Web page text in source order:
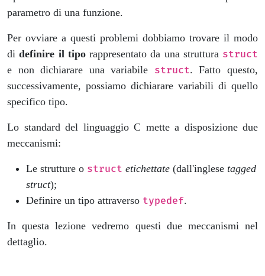
parametro di una funzione.
Per ovviare a questi problemi dobbiamo trovare il modo
didefinire il tiporappresentato da una struttura struct
e non dichiarare una variabile struct. Fatto questo,
successivamente, possiamo dichiarare variabili di quello
specifico tipo.
Lo standard del linguaggio C mette a disposizione due
meccanismi:
Le strutture o struct etichettate (dall'inglese tagged
struct);
Definire un tipo attraverso typedef.
In questa lezione vedremo questi due meccanismi nel
dettaglio.